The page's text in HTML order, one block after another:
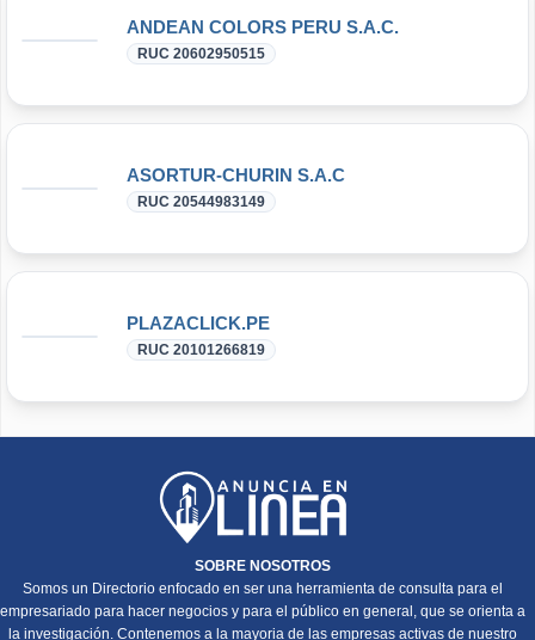
ANDEAN COLORS PERU S.A.C.
RUC 20602950515
ASORTUR-CHURIN S.A.C
RUC 20544983149
PLAZACLICK.PE
RUC 20101266819
SOBRE NOSOTROS
Somos un Directorio enfocado en ser una herramienta de consulta para el
empresariado para hacer negocios y para el público en general, que se orienta a
la investigación. Contenemos a la mayoria de las empresas activas de nuestro